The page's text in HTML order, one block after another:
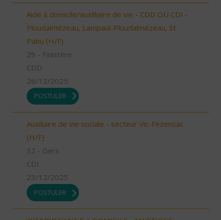
Aide à domicile/auxilliaire de vie - CDD OU CDI -
Ploudalmézeau, Lampaul-Ploudalmézeau, St
Pabu (H/F)
29 - Finistère
CDD
26/12/2025
POSTULER
Auxiliaire de vie sociale - secteur Vic-Fezensac
(H/F)
32 - Gers
CDI
23/12/2025
POSTULER